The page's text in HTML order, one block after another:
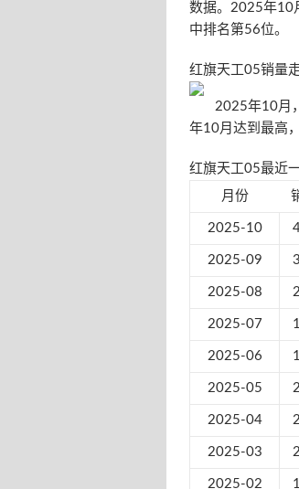
数据。2025年10
中排名第56位。
红旗天工05销量
2025年10月，
年10月达到最高
红旗天工05最近
月份
2025-10
2025-09
2025-08
2025-07
2025-06
2025-05
2025-04
2025-03
2025-02